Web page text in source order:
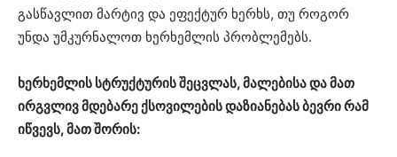
გასწავლით მარტივ და ეფექტურ ხერხს, თუ როგორ
უნდა უმკურნალოთ ხერხემლის პრობლემებს.
ხერხემლის სტრუქტურის შეცვლას, მალებისა და მათ
ირგვლივ მდებარე ქსოვილების დაზიანებას ბევრი რამ
იწვევს, მათ შორის: